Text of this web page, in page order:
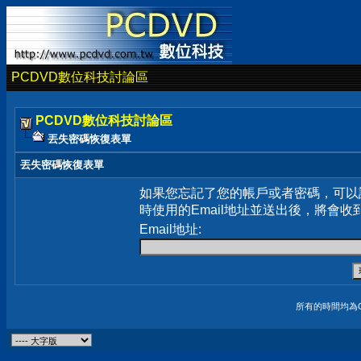
PCDVD數位科技討論區
PCDVD數位科技討論區
丟失密碼恢復表單
丟失密碼恢復表單
如果您忘記了您的帳戶或者密碼，可
時使用的Email地址並送出後，將會收
Email地址:
所有的時間均為